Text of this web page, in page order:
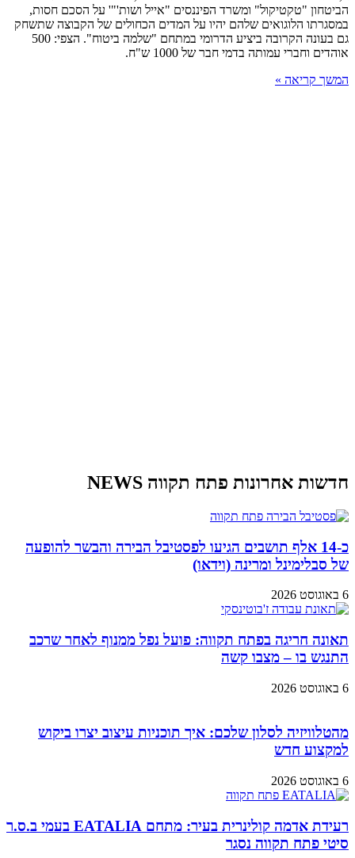
הביטחון "טקטיקול" ומשרד הפיננסים "אייל ושות'"' על הסכם חסות,
במסגרתו הלוגואים שלהם יהיו על המדים הכחולים של הקבוצה שתשחק
גם בעונה הקרובה ביציע הדרומי במתחם "שלמה ביטוח". הצפי: 500
אוהדים וחברי עמותה בדמי חבר של 1000 ש"ח.
המשך קריאה »
חדשות אחרונות פתח תקווה NEWS
כ-14 אלף תושבים הגיעו לפסטיבל הבירה והבשר להופעה
של סבלימינל ומרינה (וידאו)
6 באוגוסט 2026
תאונה חריגה בפתח תקווה: פועל נפל ממנוף לאחר שרכב
התנגש בו – מצבו קשה
6 באוגוסט 2026
מהטלוויזיה לסלון שלכם: איך תוכניות עיצוב יצרו ביקוש
למקצוע חדש
6 באוגוסט 2026
רעידת אדמה קולינרית בעיר: מתחם EATALIA בעמי ב.ס.ר
סיטי פתח תקווה נסגר